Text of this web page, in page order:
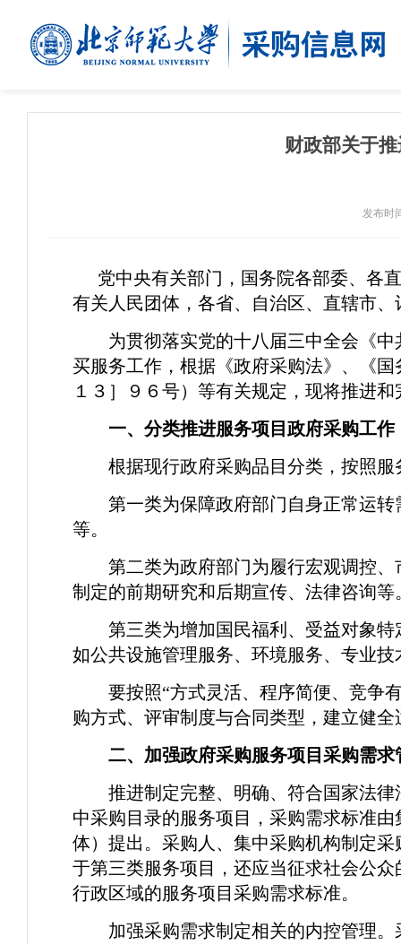
财政部关于
发布时
党中央有关部门，国务院各部委、各
有关人民团体，各省、自治区、直辖市
为贯彻落实党的十八届三中全会《
买服务工作，根据《政府采购法》、《
１３］９６号）等有关规定，现将推进
一、分类推进服务项目政府采购工作
根据现行政府采购品目分类，按照
第一类为保障政府部门自身正常运
等。
第二类为政府部门为履行宏观调控
制定的前期研究和后期宣传、法律咨询等
第三类为增加国民福利、受益对象
如公共设施管理服务、环境服务、专业
要按照“方式灵活、程序简便、竞争
购方式、评审制度与合同类型，建立健
二、加强政府采购服务项目采购需求
推进制定完整、明确、符合国家法
中采购目录的服务项目，采购需求标准
体）提出。采购人、集中采购机构制定
于第三类服务项目，还应当征求社会公
行政区域的服务项目采购需求标准。
加强采购需求制定相关的内控管理